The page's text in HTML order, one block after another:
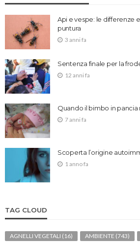
Api e vespe: le differenze
puntura
3 anni fa
Sentenza finale per la
12 anni fa
Quando il bimbo in pancia
7 anni fa
Scoperta l’origine
1 anno fa
TAG CLOUD
AGNELLI VEGETALI (16) AMBIENTE (743)